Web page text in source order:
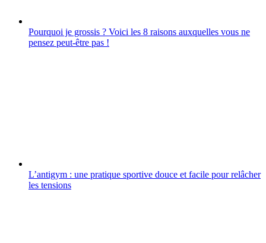
Pourquoi je grossis ? Voici les 8 raisons auxquelles vous ne
pensez peut-être pas !
L’antigym : une pratique sportive douce et facile pour relâcher
les tensions